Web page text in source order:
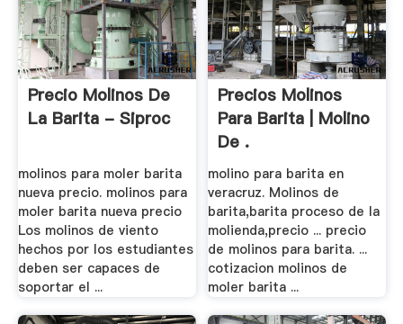
Precio Molinos De
La Barita - Siproc
molinos para moler barita
nueva precio. molinos para
moler barita nueva precio
Los molinos de viento
hechos por los estudiantes
deben ser capaces de
soportar el ...
Precios Molinos
Para Barita | Molino
De .
molino para barita en
veracruz. Molinos de
barita,barita proceso de la
molienda,precio ... precio
de molinos para barita. ...
cotizacion molinos de
moler barita ...